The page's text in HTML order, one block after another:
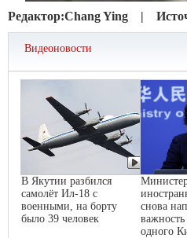
Редактор:Chang Ying |
Видеоновости
В Якутии разбился
самолёт Ил-18 с
военными, на борту
было 39 человек
снова
одного